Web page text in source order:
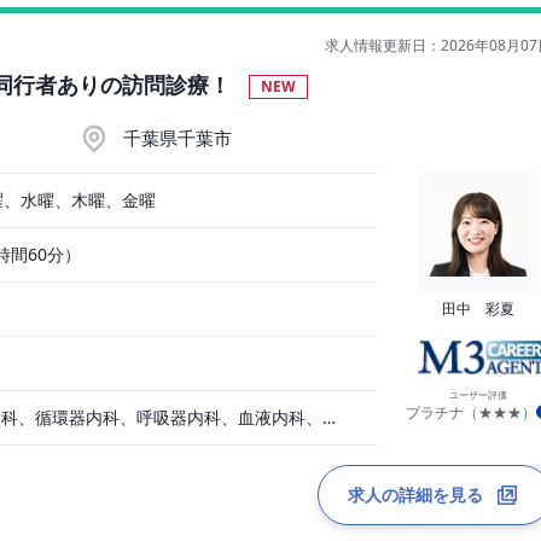
求人情報更新日：2026年08月07
者ありの訪問診療！ NEW
千葉県千葉市
水曜、木曜、金曜
60分）
一般内科、消化器内科、循環器内科、呼吸器内科、血液内科、脳神経内科、内分泌内科、老人内科、一般外科、消化器外科、その他
田中 彩夏
ユーザー評価
プラチナ（★★★）
求人の詳細を見る